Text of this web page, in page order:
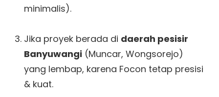
minimalis).
Jika proyek berada di daerah pesisir
Banyuwangi(Muncar, Wongsorejo)
yang lembap, karena Focon tetap presisi
& kuat.